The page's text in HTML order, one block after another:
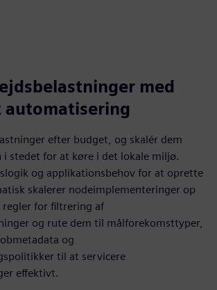
med
efter budget, og skalér dem
i stedet for at køre i det lokale miljø.
og applikationsbehov for at oprette
skalerer nodeimplementeringer op
regler for filtrering af
og rute dem til målforekomsttyper,
og
til at servicere
effektivt.